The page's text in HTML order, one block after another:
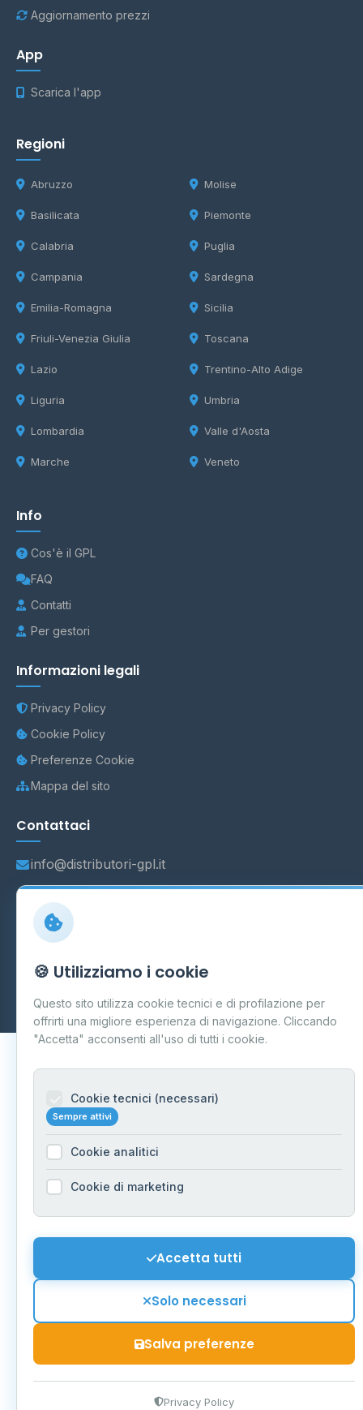
Aggiornamento prezzi
App
Scarica l'app
Regioni
Abruzzo
Basilicata
Calabria
Campania
Emilia-Romagna
Friuli-Venezia Giulia
Lazio
Liguria
Lombardia
Marche
Molise
Piemonte
Puglia
Sardegna
Sicilia
Toscana
Trentino-Alto Adige
Umbria
Valle d'Aosta
Veneto
Info
Cos'è il GPL
FAQ
Contatti
Per gestori
Informazioni legali
Privacy Policy
Cookie Policy
Preferenze Cookie
Mappa del sito
Contattaci
info@distributori-gpl.it
Carpi P.IVA 03859300364
Aggiornamento quotidiano
🍪 Utilizziamo i cookie
Questo sito utilizza cookie tecnici e di profilazione per
offrirti una migliore esperienza di navigazione. Cliccando
"Accetta" acconsenti all'uso di tutti i cookie.
Cookie tecnici (necessari)
Sempre attivi
Cookie analitici
Cookie di marketing
Accetta tutti
Solo necessari
Salva preferenze
Privacy Policy